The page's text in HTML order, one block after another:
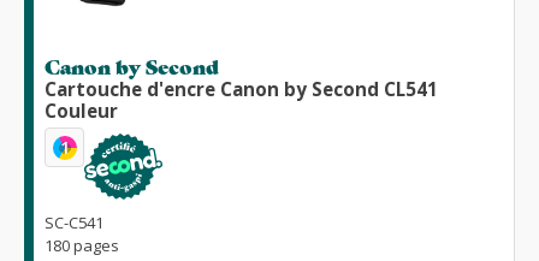
Canon by Second
Cartouche d'encre Canon by Second CL541
Couleur
1
SC-C541
180 pages